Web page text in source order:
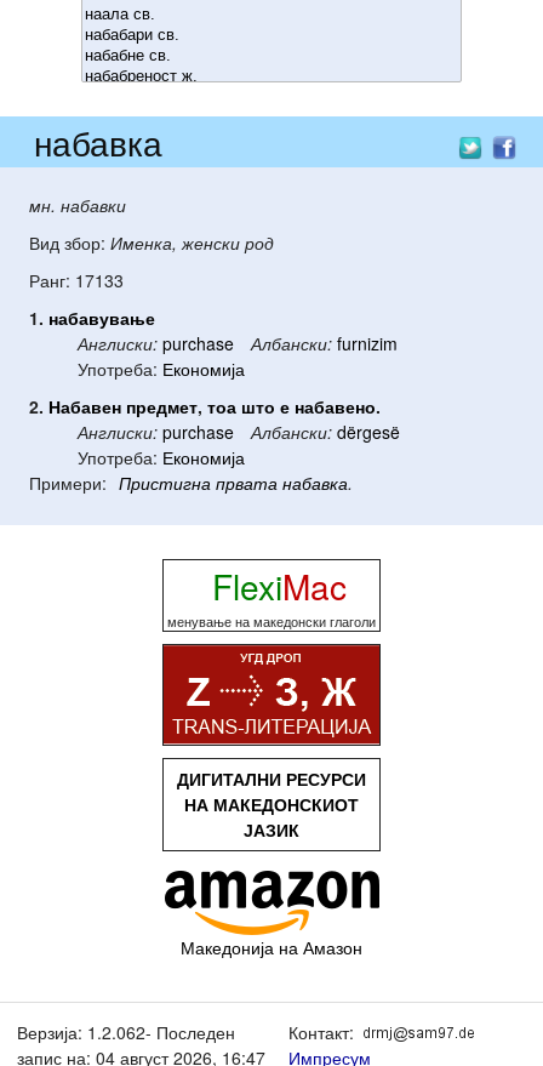
набавка
мн. набавки
Вид збор: Именка, женски род
Ранг: 17133
1. набавување
Англиски: purchase Албански: furnizim
Употреба: Економија
2. Набавен предмет, тоа што е набавено.
Англиски: purchase Албански: dërgesë
Употреба: Економија
Примери: Пристигна првата набавка.
FlexiMac
менување на македонски глаголи
ДИГИТАЛНИ РЕСУРСИ
НА МАКЕДОНСКИОТ
ЈАЗИК
Македонија на Амазон
Верзија: 1.2.062- Последен
запис на: 04 август 2026, 16:47
Контакт:
Импресум